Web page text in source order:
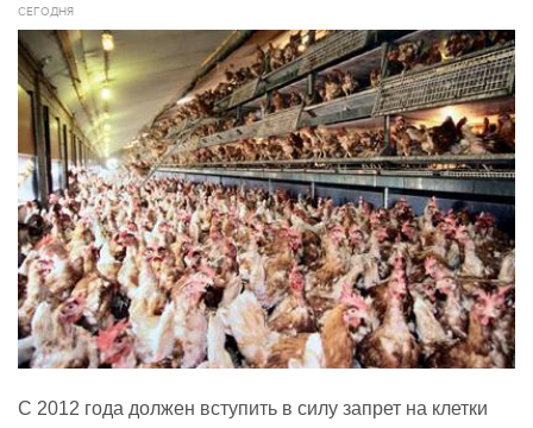
СЕГОДНЯ
С 2012 года должен вступить в силу запрет на клетки